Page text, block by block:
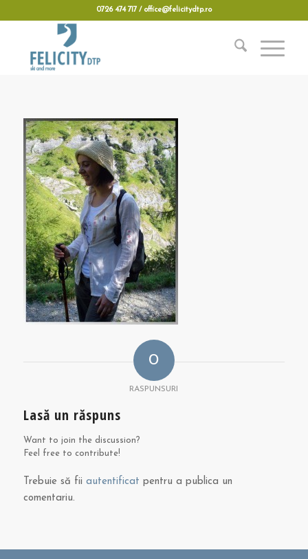
0726 474 717 / office@felicitydtp.ro
0
RASPUNSURI
Lasă un răspuns
Want to join the discussion?
Feel free to contribute!
Trebuie să fii autentificat pentru a publica un
comentariu.